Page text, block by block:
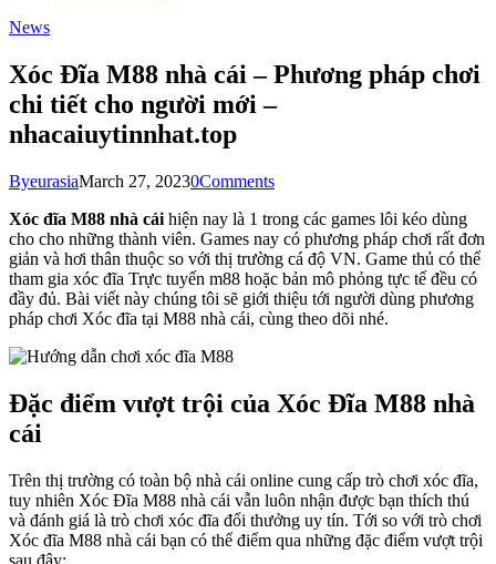
News
Xóc Đĩa M88 nhà cái – Phương pháp chơi
chi tiết cho người mới –
nhacaiuytinnhat.top
ByeurasiaMarch 27, 20230Comments
Xóc đĩa M88 nhà cái hiện nay là 1 trong các games lôi kéo dùng
cho cho những thành viên. Games nay có phương pháp chơi rất đơn
giản và hơi thân thuộc so với thị trường cá độ VN. Game thủ có thể
tham gia xóc đĩa Trực tuyến m88 hoặc bản mô phỏng tực tế đều có
đầy đủ. Bài viết này chúng tôi sẽ giới thiệu tới người dùng phương
pháp chơi Xóc đĩa tại M88 nhà cái, cùng theo dõi nhé.
Đặc điểm vượt trội của Xóc Đĩa M88 nhà
cái
Trên thị trường có toàn bộ nhà cái online cung cấp trò chơi xóc đĩa,
tuy nhiên Xóc Đĩa M88 nhà cái vẫn luôn nhận được bạn thích thú
và đánh giá là trò chơi xóc đĩa đổi thưởng uy tín. Tới so với trò chơi
Xóc đĩa M88 nhà cái bạn có thể điểm qua những đặc điểm vượt trội
sau đây: